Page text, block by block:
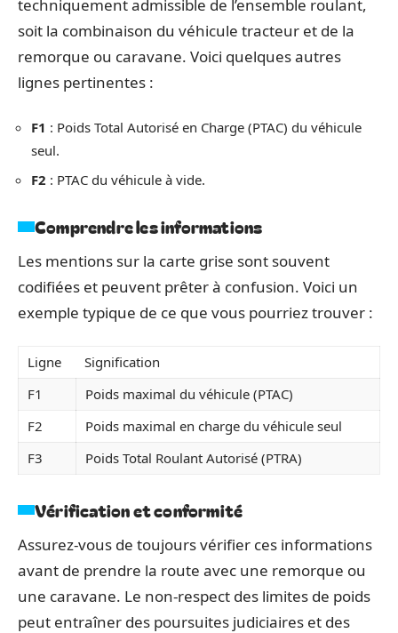
techniquement admissible de l’ensemble roulant,
soit la combinaison du véhicule tracteur et de la
remorque ou caravane. Voici quelques autres
lignes pertinentes :
F1 : Poids Total Autorisé en Charge (PTAC) du véhicule
seul.
F2 : PTAC du véhicule à vide.
Comprendre les informations
Les mentions sur la carte grise sont souvent
codifiées et peuvent prêter à confusion. Voici un
exemple typique de ce que vous pourriez trouver :
Ligne
Signification
F1
Poids maximal du véhicule (PTAC)
F2
Poids maximal en charge du véhicule seul
F3
Poids Total Roulant Autorisé (PTRA)
Vérification et conformité
Assurez-vous de toujours vérifier ces informations
avant de prendre la route avec une remorque ou
une caravane. Le non-respect des limites de poids
peut entraîner des poursuites judiciaires et des